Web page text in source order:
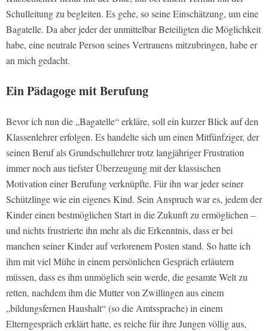
Schulleitung zu begleiten. Es gehe, so seine Einschätzung, um eine
Bagatelle. Da aber jeder der unmittelbar Beteiligten die Möglichkeit
habe, eine neutrale Person seines Vertrauens mitzubringen, habe er
an mich gedacht.
Ein Pädagoge mit Berufung
Bevor ich nun die „Bagatelle“ erkläre, soll ein kurzer Blick auf den
Klassenlehrer erfolgen. Es handelte sich um einen Mitfünfziger, der
seinen Beruf als Grundschullehrer trotz langjähriger Frustration
immer noch aus tiefster Überzeugung mit der klassischen
Motivation einer Berufung verknüpfte. Für ihn war jeder seiner
Schützlinge wie ein eigenes Kind. Sein Anspruch war es, jedem der
Kinder einen bestmöglichen Start in die Zukunft zu ermöglichen –
und nichts frustrierte ihn mehr als die Erkenntnis, dass er bei
manchen seiner Kinder auf verlorenem Posten stand. So hatte ich
ihm mit viel Mühe in einem persönlichen Gespräch erläutern
müssen, dass es ihm unmöglich sein werde, die gesamte Welt zu
retten, nachdem ihm die Mutter von Zwillingen aus einem
„bildungsfernen Haushalt“ (so die Amtssprache) in einem
Elterngespräch erklärt hatte, es reiche für ihre Jungen völlig aus,